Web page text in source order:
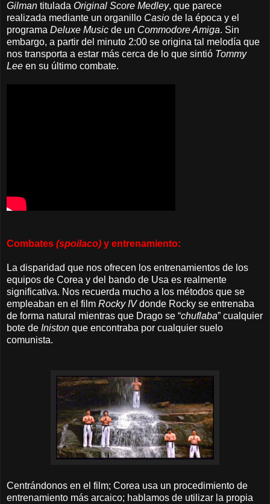
Gilman titulada Original Score Medley, que parece
realizada mediante un organillo Casio de la época y el
programa Deluxe Music de un Commodore Amiga. Sin
embargo, a partir del minuto 2:00 se origina tal melodía que
nos transporta a estar más cerca de lo que sintió Tommy
Lee en su último combate.
Combates (spoilaco) y entrenamiento:
La disparidad que nos ofrecen los entrenamientos de los
equipos de Corea y del bando de Usa es realmente
significativa. Nos recuerda mucho a los métodos que se
empleaban en el film Rocky IVdonde Rocky se entrenaba
de forma natural mientras que Drago se “chuflaba” cualquier
bote de Iniston que encontraba por cualquier suelo
comunista.
Centrándonos en el film; Corea usa un procedimiento de
entrenamiento más arcaico; hablamos de utilizar la propia